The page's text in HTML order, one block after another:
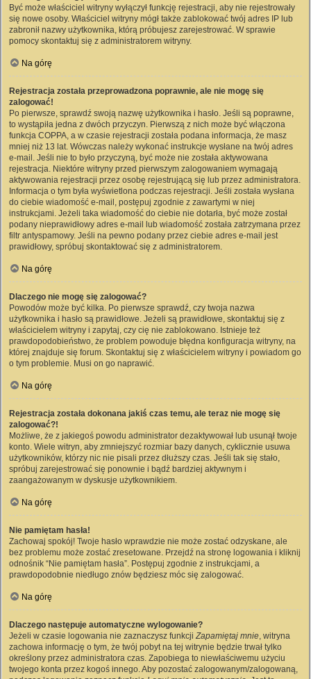
Być może właściciel witryny wyłączył funkcję rejestracji, aby nie rejestrowały
się nowe osoby. Właściciel witryny mógł także zablokować twój adres IP lub
zabronił nazwy użytkownika, którą próbujesz zarejestrować. W sprawie
pomocy skontaktuj się z administratorem witryny.
Na górę
Rejestracja została przeprowadzona poprawnie, ale nie mogę się
zalogować!
Po pierwsze, sprawdź swoją nazwę użytkownika i hasło. Jeśli są poprawne,
to wystąpiła jedna z dwóch przyczyn. Pierwszą z nich może być włączona
funkcja COPPA, a w czasie rejestracji została podana informacja, że masz
mniej niż 13 lat. Wówczas należy wykonać instrukcje wysłane na twój adres
e-mail. Jeśli nie to było przyczyną, być może nie została aktywowana
rejestracja. Niektóre witryny przed pierwszym zalogowaniem wymagają
aktywowania rejestracji przez osobę rejestrującą się lub przez administratora.
Informacja o tym była wyświetlona podczas rejestracji. Jeśli została wysłana
do ciebie wiadomość e-mail, postępuj zgodnie z zawartymi w niej
instrukcjami. Jeżeli taka wiadomość do ciebie nie dotarła, być może został
podany nieprawidłowy adres e-mail lub wiadomość została zatrzymana przez
filtr antyspamowy. Jeśli na pewno podany przez ciebie adres e-mail jest
prawidłowy, spróbuj skontaktować się z administratorem.
Na górę
Dlaczego nie mogę się zalogować?
Powodów może być kilka. Po pierwsze sprawdź, czy twoja nazwa
użytkownika i hasło są prawidłowe. Jeżeli są prawidłowe, skontaktuj się z
właścicielem witryny i zapytaj, czy cię nie zablokowano. Istnieje też
prawdopodobieństwo, że problem powoduje błędna konfiguracja witryny, na
której znajduje się forum. Skontaktuj się z właścicielem witryny i powiadom go
o tym problemie. Musi on go naprawić.
Na górę
Rejestracja została dokonana jakiś czas temu, ale teraz nie mogę się
zalogować?!
Możliwe, że z jakiegoś powodu administrator dezaktywował lub usunął twoje
konto. Wiele witryn, aby zmniejszyć rozmiar bazy danych, cyklicznie usuwa
użytkowników, którzy nic nie pisali przez dłuższy czas. Jeśli tak się stało,
spróbuj zarejestrować się ponownie i bądź bardziej aktywnym i
zaangażowanym w dyskusje użytkownikiem.
Na górę
Nie pamiętam hasła!
Zachowaj spokój! Twoje hasło wprawdzie nie może zostać odzyskane, ale
bez problemu może zostać zresetowane. Przejdź na stronę logowania i kliknij
odnośnik “Nie pamiętam hasła”. Postępuj zgodnie z instrukcjami, a
prawdopodobnie niedługo znów będziesz móc się zalogować.
Na górę
Dlaczego następuje automatyczne wylogowanie?
Jeżeli w czasie logowania nie zaznaczysz funkcjiZapamiętaj mnie, witryna
zachowa informację o tym, że twój pobyt na tej witrynie będzie trwał tylko
określony przez administratora czas. Zapobiega to niewłaściwemu użyciu
twojego konta przez kogoś innego. Aby pozostać zalogowanym/zalogowaną,